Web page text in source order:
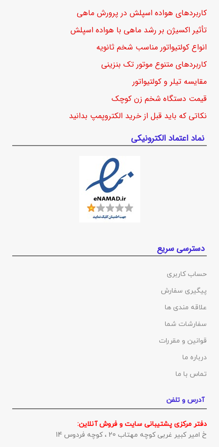
کاربردهای هواده اسپلش در پرورش ماهی
تأثیر اکسیژن بر رشد ماهی با هواده اسپلش
انواع کولتیواتور مناسب شخم ثانویه
کاربردهای متنوع موتور تک بنزینی
مقایسه تیلر و کولتیواتور
قیمت دستگاه شخم زن کوچک
نکاتی که باید قبل از خرید الکتروپمپ بدانید
نماد اعتماد الکترونیکی
دسترسی سریع
حساب کاربری
پیگیری سفارش
علاقه مندی ها
سفارشات شما
قوانین و مقررات
درباره ما
تماس با ما
آدرس و تلفن
دفتر مرکزی پشتیبانی سایت و فروش آنلاین:
خ امیر کبیر غربی کوچه مهتاب 20 ، کوچه فردوس 14